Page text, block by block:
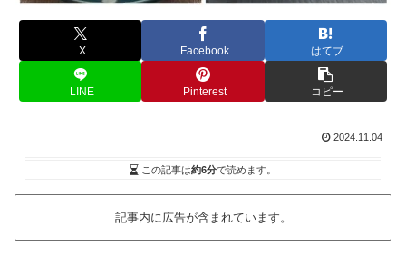
X Facebook はてブ
LINE Pinterest コピー
2024.11.04
この記事は約6分で読めます。
記事内に広告が含まれています。